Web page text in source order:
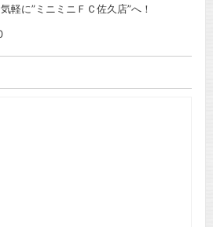
軽に”ミニミニＦＣ佐久店”へ！